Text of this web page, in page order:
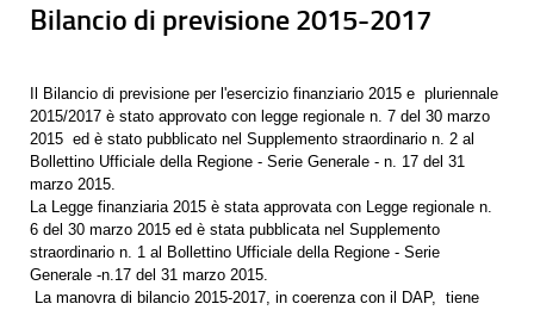
Bilancio di previsione 2015-2017
Il Bilancio di previsione per l'esercizio finanziario 2015 e pluriennale
2015/2017 è stato approvato con legge regionale n. 7 del 30 marzo
2015 ed è stato pubblicato nel Supplemento straordinario n. 2 al
Bollettino Ufficiale della Regione - Serie Generale - n. 17 del 31
marzo 2015.
La Legge finanziaria 2015 è stata approvata con Legge regionale n.
6 del 30 marzo 2015 ed è stata pubblicata nel Supplemento
straordinario n. 1 al Bollettino Ufficiale della Regione - Serie
Generale -n.17 del 31 marzo 2015.
La manovra di bilancio 2015-2017, in coerenza con il DAP, tiene